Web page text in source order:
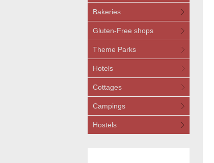
Bakeries
Gluten-Free shops
Theme Parks
Hotels
Cottages
Campings
Hostels